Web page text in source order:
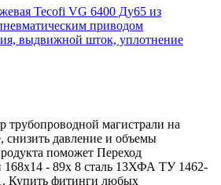
Tecofi VG 6400 Ду65 из
приводом
выдвижной шток, уплотнение
трубопроводной магистрали на
снизить давление и объемы
поможет Переход
168х14 - 89х 8 сталь 13ХФА ТУ 1462-
Купить фитинги любых